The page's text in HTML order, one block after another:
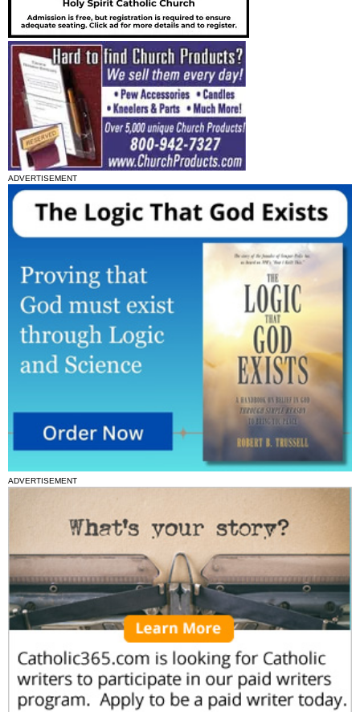
ADVERTISEMENT
ADVERTISEMENT